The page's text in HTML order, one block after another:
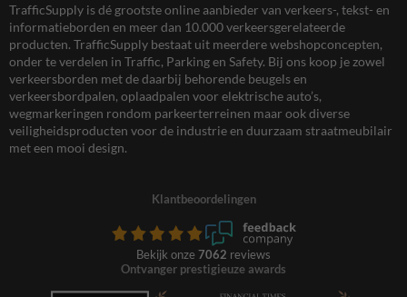
TrafficSupply is dé grootste online aanbieder van verkeers-, tekst- en
informatieborden en meer dan 10.000 verkeersgerelateerde
producten. TrafficSupply bestaat uit meerdere webshopconcepten,
onder te verdelen in Traffic, Parking en Safety. Bij ons koop je zowel
verkeersborden met de daarbij behorende beugels en
verkeersbordpalen, oplaadpalen voor elektrische auto’s,
wegmarkeringen rondom parkeerterreinen maar ook diverse
veiligheidsproducten voor de industrie en duurzaam straatmeubilair
met een mooi design.
Klantbeoordelingen
Bekijk onze 7062 reviews
Ontvanger prestigieuze awards